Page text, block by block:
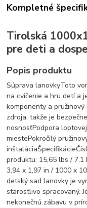
Kompletné
Tirolská
pre deti a
Popis produktu
Súprava lanovkyToto
na cvičenie a hru detí a
komponenty a
zdroja, takže je
nosnosťPodpora
miestePokročilý
produktu: 15,65 lbs / 7,1
3,94 x 1,97 in / 1000 x
detský sad lanovky je
starostlivo spracovaný.
nekonečnú zábavu v